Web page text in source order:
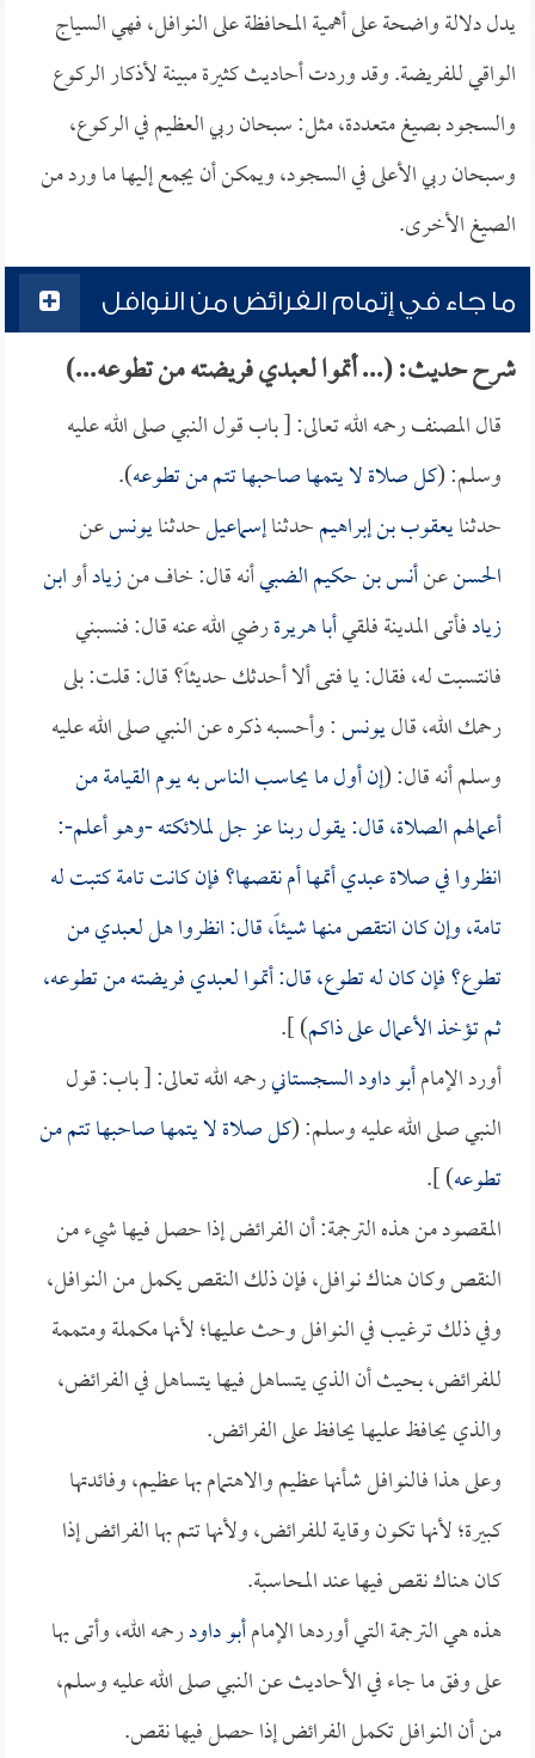
يدل دلالة واضحة على أهمية المحافظة على النوافل، فهي السياج
الواقي للفريضة. وقد وردت أحاديث كثيرة مبينة لأذكار الركوع
والسجود بصيغ متعددة، مثل: سبحان ربي العظيم في الركوع،
وسبحان ربي الأعلى في السجود، ويمكن أن يجمع إليها ما ورد من
الصيغ الأخرى.
ما جاء في إتمام الفرائض من النوافل
شرح حديث: (... أتموا لعبدي فريضته من تطوعه...)
قال المصنف رحمه الله تعالى: [ باب قول النبي صلى الله عليه
وسلم: (كل صلاة لا يتمها صاحبها تتم من تطوعه).
حدثنايعقوب بن إبراهيمحدثناإسماعيلحدثنايونسعن
الحسنعنأنس بن حكيم الضبيأنه قال: خاف منزيادأوابن
زيادفأتى المدينة فلقيأبا هريرةرضي الله عنه قال: فنسبني
فانتسبت له، فقال: يا فتى ألا أحدثك حديثاً؟ قال: قلت: بلى
رحمك الله، قاليونس: وأحسبه ذكره عن النبي صلى الله عليه
وسلم أنه قال: (إن أول ما يحاسب الناس به يوم القيامة من
أعمالهم الصلاة، قال: يقول ربنا عز جل لملائكته -وهو أعلم-:
انظروا في صلاة عبدي أتمها أم نقصها؟ فإن كانت تامة كتبت له
تامة، وإن كان انتقص منها شيئاً، قال: انظروا هل لعبدي من
تطوع؟ فإن كان له تطوع، قال: أتموا لعبدي فريضته من تطوعه،
ثم تؤخذ الأعمال على ذاكم) ].
أورد الإمامأبو داود السجستانيرحمه الله تعالى: [ باب: قول
النبي صلى الله عليه وسلم: (كل صلاة لا يتمها صاحبها تتم من
تطوعه) ].
المقصود من هذه الترجمة: أن الفرائض إذا حصل فيها شيء من
النقص وكان هناك نوافل، فإن ذلك النقص يكمل من النوافل،
وفي ذلك ترغيب في النوافل وحث عليها؛ لأنها مكملة ومتممة
للفرائض، بحيث أن الذي يتساهل فيها يتساهل في الفرائض،
والذي يحافظ عليها يحافظ على الفرائض.
وعلى هذا فالنوافل شأنها عظيم والاهتمام بها عظيم، وفائدتها
كبيرة؛ لأنها تكون وقاية للفرائض، ولأنها تتم بها الفرائض إذا
كان هناك نقص فيها عند المحاسبة.
هذه هي الترجمة التي أوردها الإمامأبو داودرحمه الله، وأتى بها
على وفق ما جاء في الأحاديث عن النبي صلى الله عليه وسلم،
من أن النوافل تكمل الفرائض إذا حصل فيها نقص.